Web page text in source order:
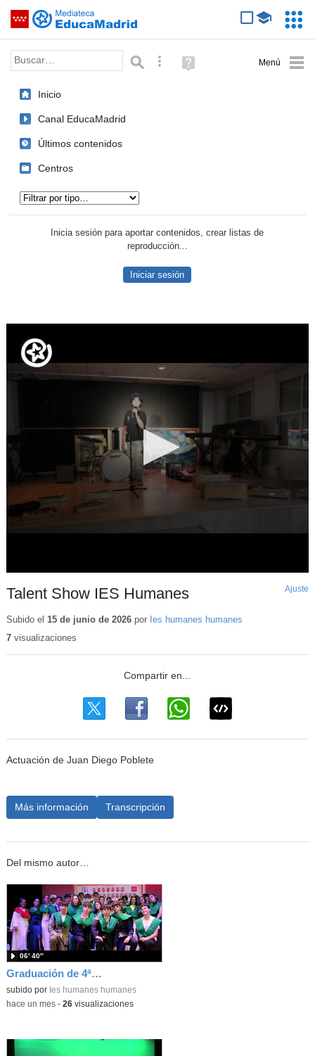
Saltar navegación
Palabra o frase: Búsqueda avanzada
Ayuda
(en
Inicio
Canal EducaMadrid
Últimos contenidos
Centros
Inicia sesión para aportar contenidos, crear listas de
reproducción...
Iniciar sesión
Talent Show IES Humanes Ajuste
Subido el 15 de junio de 2026por Ies humanes humanes
7visualizaciones
Actuación de Juan Diego Poblete
Más información Transcripción
Del mismo autor…
Graduación de 4ªESO. Entrega de bandas 4ºE
subido por Ies humanes humanes
06′ 40″
-hace un mes- 26visualizaciones